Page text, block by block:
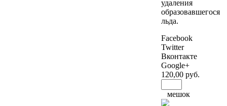
удаления
образовавшегося
льда.
Facebook
Twitter
Вконтакте
Google+
120,00 руб.
мешок